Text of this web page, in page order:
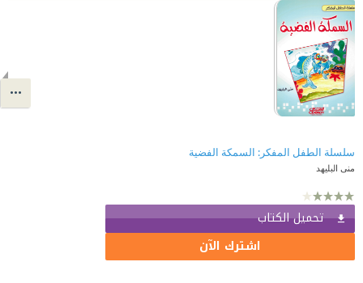
سلسلة الطفل المفكر: السمكة الفضية
منى البليهد
تحميل الكتاب
اشترك الآن